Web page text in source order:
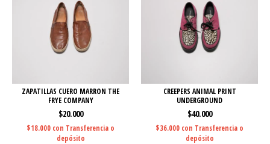
ZAPATILLAS CUERO MARRON THE
FRYE COMPANY
$20.000
$18.000 con Transferencia o
depósito
CREEPERS ANIMAL PRINT
UNDERGROUND
$40.000
$36.000 con Transferencia o
depósito